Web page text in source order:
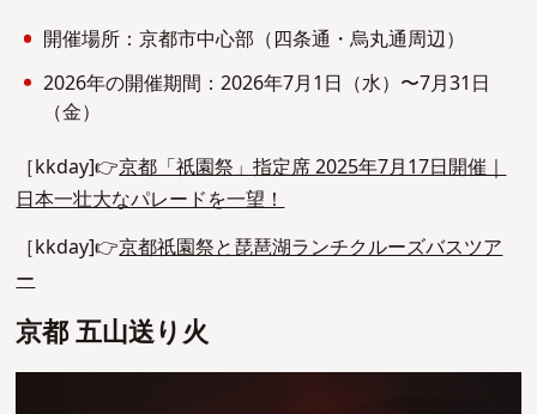
開催場所：京都市中心部（四条通・烏丸通周辺）
2026年の開催期間：2026年7月1日（水）〜7月31日
（金）
［kkday]👉京都「祇園祭」指定席 2025年7月17日開催｜
日本一壮大なパレードを一望！
［kkday]👉京都祇園祭と琵琶湖ランチクルーズバスツア
ー
京都 五山送り火